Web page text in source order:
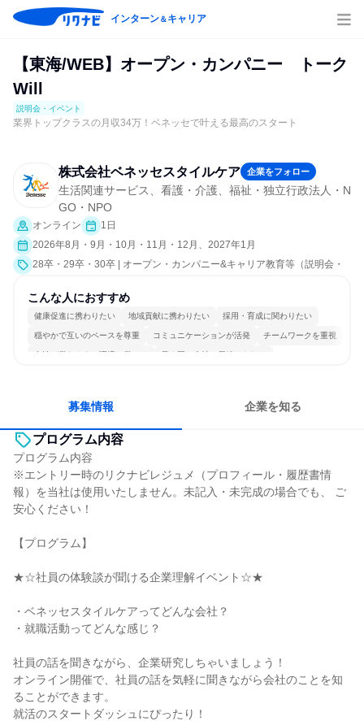
インターン＆キャリア
【東海/WEB】オープン・カンパニー トーク
Will
説明会・イベント
業界トップクラスの月収34万！ベネッセで叶える最高のスタート
株式会社ベネッセスタイルケア 企業をフォロー
生活関連サービス、看護・介護、福祉・独立行政法人・N
GO・NPO
オンライン
1日
2026年8月・9月・10月・11月・12月、2027年1月
28卒・29卒・30卒 | オープン・カンパニー&キャリア教育等（説明会・
こんな人におすすめ
健康促進に携わりたい 地域貢献に携わりたい 採用・育成に関わりたい
穏やかで互いのペースを尊重 コミュニケーションが活発 チームワークを重視
女性が働きやすい環境で働ける 長く同じ会社に居続けられる
募集情報 企業を知る
プログラム内容
プログラム内容
※エントリー時のリクナビレジュメ（プロフィール・履歴書情
報）を当社は使用いたしません。未記入・未完成の場合でも、 ご
安心ください！
【プログラム】
★☆社員の体験談が聞ける企業理解イベント☆★
・ベネッセスタイルケアってどんな会社？
・就職活動ってどんな感じ？
社員の話を聞きながら、企業研究しちゃいましょう！
オンライン開催で、社員の話を気軽に聞きながら会社のことを知
ることができます。
就活のスタートダッシュにぴったり！